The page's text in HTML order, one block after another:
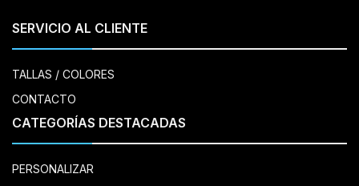
SERVICIO AL CLIENTE
TALLAS / COLORES
CONTACTO
CATEGORÍAS DESTACADAS
PERSONALIZAR